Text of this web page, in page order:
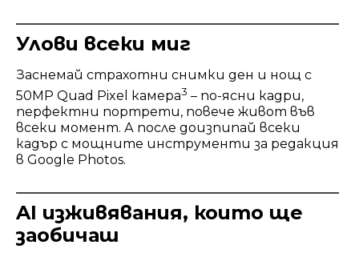
Улови всеки миг
Заснемай страхотни снимки ден и нощ с
50MP Quad Pixel камера3 – по-ясни кадри,
перфектни портрети, повече живот във
всеки момент. А после доизпипай всеки
кадър с мощните инструменти за редакция
в Google Photos.
AI изживявания, които ще
заобичаш